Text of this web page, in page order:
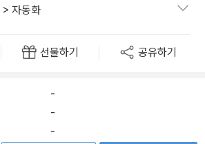
> 자동화
선물하기 공유하기
-
-
-